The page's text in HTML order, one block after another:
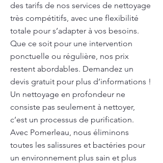
des tarifs de nos services de nettoyage
très compétitifs, avec une flexibilité
totale pour s’adapter à vos besoins.
Que ce soit pour une intervention
ponctuelle ou régulière, nos prix
restent abordables. Demandez un
devis gratuit pour plus d’informations !
Un nettoyage en profondeur ne
consiste pas seulement à nettoyer,
c’est un processus de purification.
Avec Pomerleau, nous éliminons
toutes les salissures et bactéries pour
un environnement plus sain et plus